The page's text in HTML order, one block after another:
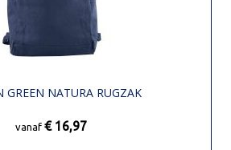
GREEN NATURA RUGZAK
vanaf € 16,97